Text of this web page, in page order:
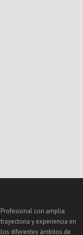
Profesional con amplia
trayectoria y experiencia en
los diferentes ámbitos de